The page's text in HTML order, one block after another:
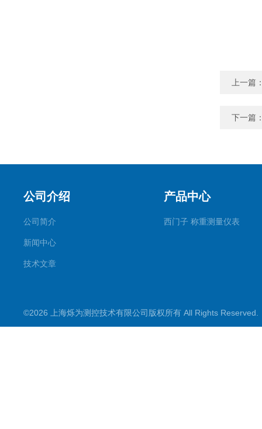
上一篇
下一篇
公司介绍
公司简介
新闻中心
技术文章
产品中心
西门子 称重测量仪表
©2026 上海烁为测控技术有限公司版权所有 All Rights